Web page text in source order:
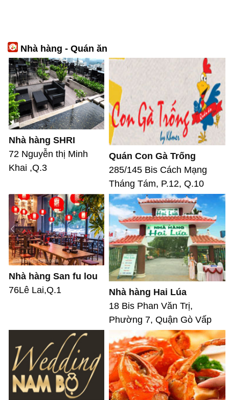
Nhà hàng - Quán ăn
Nhà hàng SHRI
72 Nguyễn thị Minh
Khai ,Q.3
Quán Con Gà Trống
285/145 Bis Cách Mạng
Tháng Tám, P.12, Q.10
Nhà hàng San fu lou
76Lê Lai,Q.1
Nhà hàng Hai Lúa
18 Bis Phan Văn Trị,
Phường 7, Quận Gò Vấp